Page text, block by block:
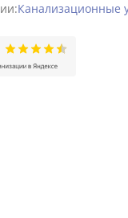
Канализационные